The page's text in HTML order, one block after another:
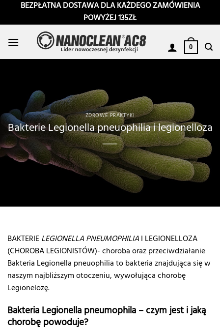
PrzewińBEZPŁATNA DOSTAWA DLA KAŻDEGO ZAMÓWIENIA
POWYŻEJ 135ZŁ
0
ZDROWE PRAKTYKI
Bakterie Legionella pneuophilia i legionelloza
BAKTERIELEGIONELLA PNEUMOPHILIAI LEGIONELLOZA
(CHOROBA LEGIONISTÓW)- choroba oraz przeciwdziałanie
Bakteria Legionella pneuophilia to bakteria znajdująca się w
naszym najbliższym otoczeniu, wywołująca chorobę
Legionelozę.
Bakteria Legionella pneumophila – czym jest i jaką
chorobę powoduje?